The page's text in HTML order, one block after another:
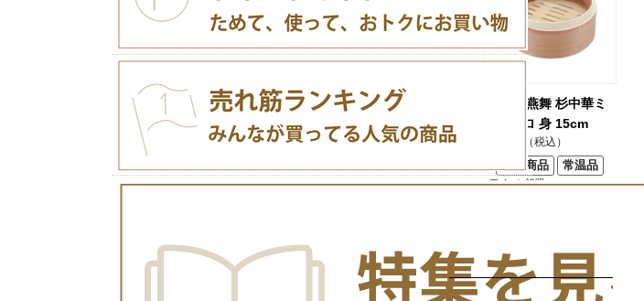
カンダ 燕舞 杉中華ミ
ニセイロ 身 15cm
1,584円（税込）
在庫商品 常温品
>アイコン説明